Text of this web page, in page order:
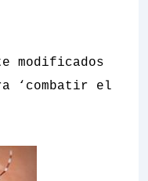
modificados
‘combatir el